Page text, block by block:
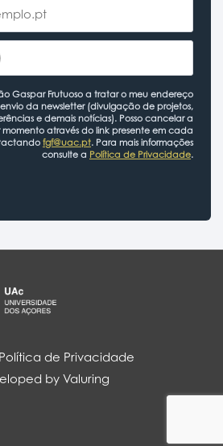
Gaspar Frutuoso a tratar o meu endereço
da newsletter (divulgação de projetos,
e demais notícias). Posso cancelar a
através do link presente em cada
fgf@uac.pt. Para mais informações
consulte a Política de Privacidade.
Política de Privacidade
by Valuring